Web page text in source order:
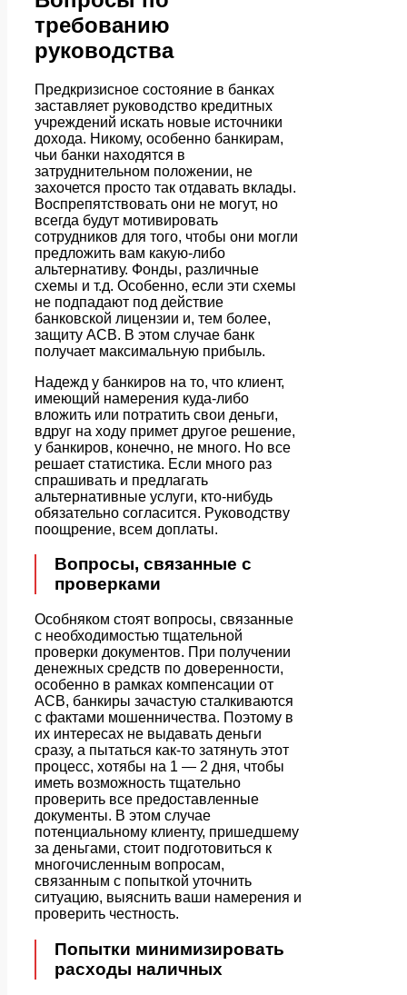
требованию
руководства
Предкризисное состояние в банках
заставляет руководство кредитных
учреждений искать новые источники
дохода. Никому, особенно банкирам,
чьи банки находятся в
затруднительном положении, не
захочется просто так отдавать вклады.
Воспрепятствовать они не могут, но
всегда будут мотивировать
сотрудников для того, чтобы они могли
предложить вам какую-либо
альтернативу. Фонды, различные
схемы и т.д. Особенно, если эти схемы
не подпадают под действие
банковской лицензии и, тем более,
защиту АСВ. В этом случае банк
получает максимальную прибыль.
Надежд у банкиров на то, что клиент,
имеющий намерения куда-либо
вложить или потратить свои деньги,
вдруг на ходу примет другое решение,
у банкиров, конечно, не много. Но все
решает статистика. Если много раз
спрашивать и предлагать
альтернативные услуги, кто-нибудь
обязательно согласится. Руководству
поощрение, всем доплаты.
Вопросы, связанные с
проверками
Особняком стоят вопросы, связанные
с необходимостью тщательной
проверки документов. При получении
денежных средств по доверенности,
особенно в рамках компенсации от
АСВ, банкиры зачастую сталкиваются
с фактами мошенничества. Поэтому в
их интересах не выдавать деньги
сразу, а пытаться как-то затянуть этот
процесс, хотябы на 1 — 2 дня, чтобы
иметь возможность тщательно
проверить все предоставленные
документы. В этом случае
потенциальному клиенту, пришедшему
за деньгами, стоит подготовиться к
многочисленным вопросам,
связанным с попыткой уточнить
ситуацию, выяснить ваши намерения и
проверить честность.
Попытки минимизировать
расходы наличных